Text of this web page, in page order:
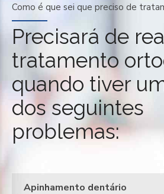
Como é que sei que preciso de
Precisará de
tratamento
quando tiver
dos seguintes
problemas:
Apinhamento dentário